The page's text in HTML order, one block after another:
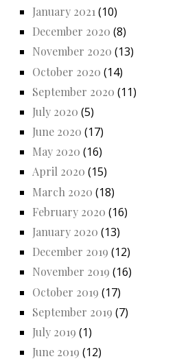
January 2021 (10)
December 2020 (8)
November 2020 (13)
October 2020 (14)
September 2020 (11)
July 2020 (5)
June 2020 (17)
May 2020 (16)
April 2020 (15)
March 2020 (18)
February 2020 (16)
January 2020 (13)
December 2019 (12)
November 2019 (16)
October 2019 (17)
September 2019 (7)
July 2019 (1)
June 2019 (12)